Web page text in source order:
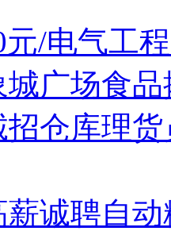
元/电气工
广场食
仓库理
诚聘自